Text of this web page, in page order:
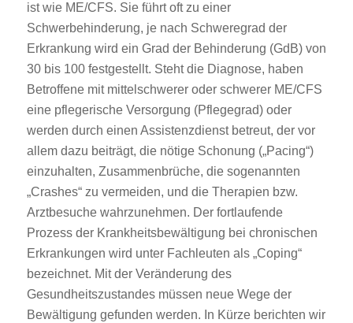
ist wie ME/CFS. Sie führt oft zu einer
Schwerbehinderung, je nach Schweregrad der
Erkrankung wird ein Grad der Behinderung (GdB) von
30 bis 100 festgestellt. Steht die Diagnose, haben
Betroffene mit mittelschwerer oder schwerer ME/CFS
eine pflegerische Versorgung (Pflegegrad) oder
werden durch einen Assistenzdienst betreut, der vor
allem dazu beiträgt, die nötige Schonung („Pacing“)
einzuhalten, Zusammenbrüche, die sogenannten
„Crashes“ zu vermeiden, und die Therapien bzw.
Arztbesuche wahrzunehmen. Der fortlaufende
Prozess der Krankheitsbewältigung bei chronischen
Erkrankungen wird unter Fachleuten als „Coping“
bezeichnet. Mit der Veränderung des
Gesundheitszustandes müssen neue Wege der
Bewältigung gefunden werden. In Kürze berichten wir